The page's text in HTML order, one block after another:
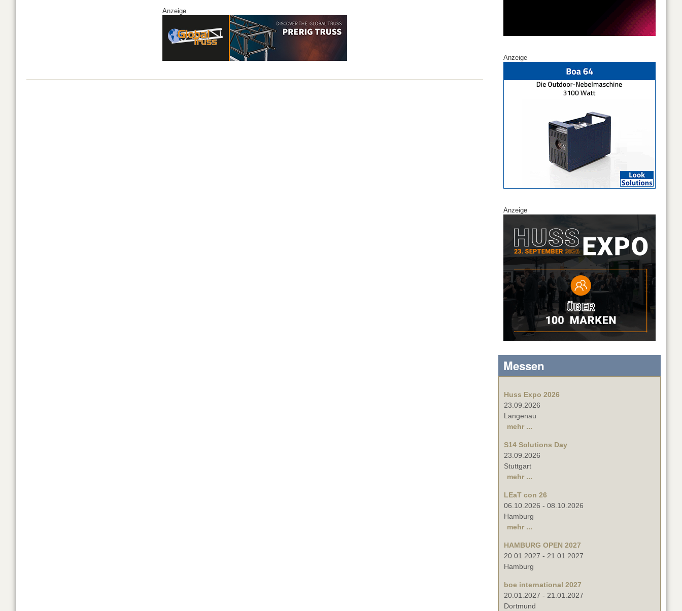
Anzeige
Anzeige
Anzeige
Messen
Huss Expo 2026
23.09.2026
Langenau
mehr ...
S14 Solutions Day
23.09.2026
Stuttgart
mehr ...
LEaT con 26
06.10.2026 - 08.10.2026
Hamburg
mehr ...
HAMBURG OPEN 2027
20.01.2027 - 21.01.2027
Hamburg
boe international 2027
20.01.2027 - 21.01.2027
Dortmund